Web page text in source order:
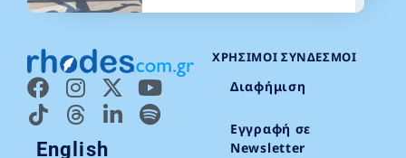
English
ΧΡΉΣΙΜΟΙ ΣΎΝΔΕΣΜΟΙ
Διαφήμιση
Εγγραφή σε
Newsletter